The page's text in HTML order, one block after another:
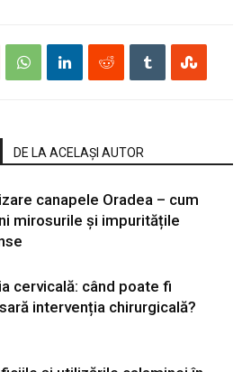
DE LA ACELAȘI AUTOR
canapele Oradea – cum
mirosurile și impuritățile
cervicală: când poate fi
intervenția chirurgicală?